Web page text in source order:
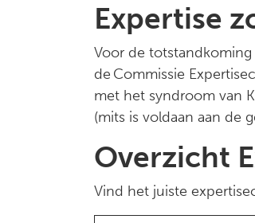
Expertise
Voor de
de Commissie
met het syndroom van
(mits is voldaan aan de
Overzicht
Vind het juiste